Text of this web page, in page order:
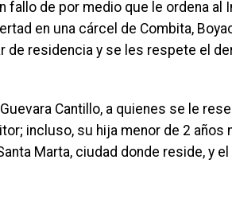
fallo de por medio que le ordena al
en una cárcel de Combita,
residencia y se les respete el
Cantillo, a quienes se le
incluso, su hija menor de 2 años
Marta, ciudad donde reside, y